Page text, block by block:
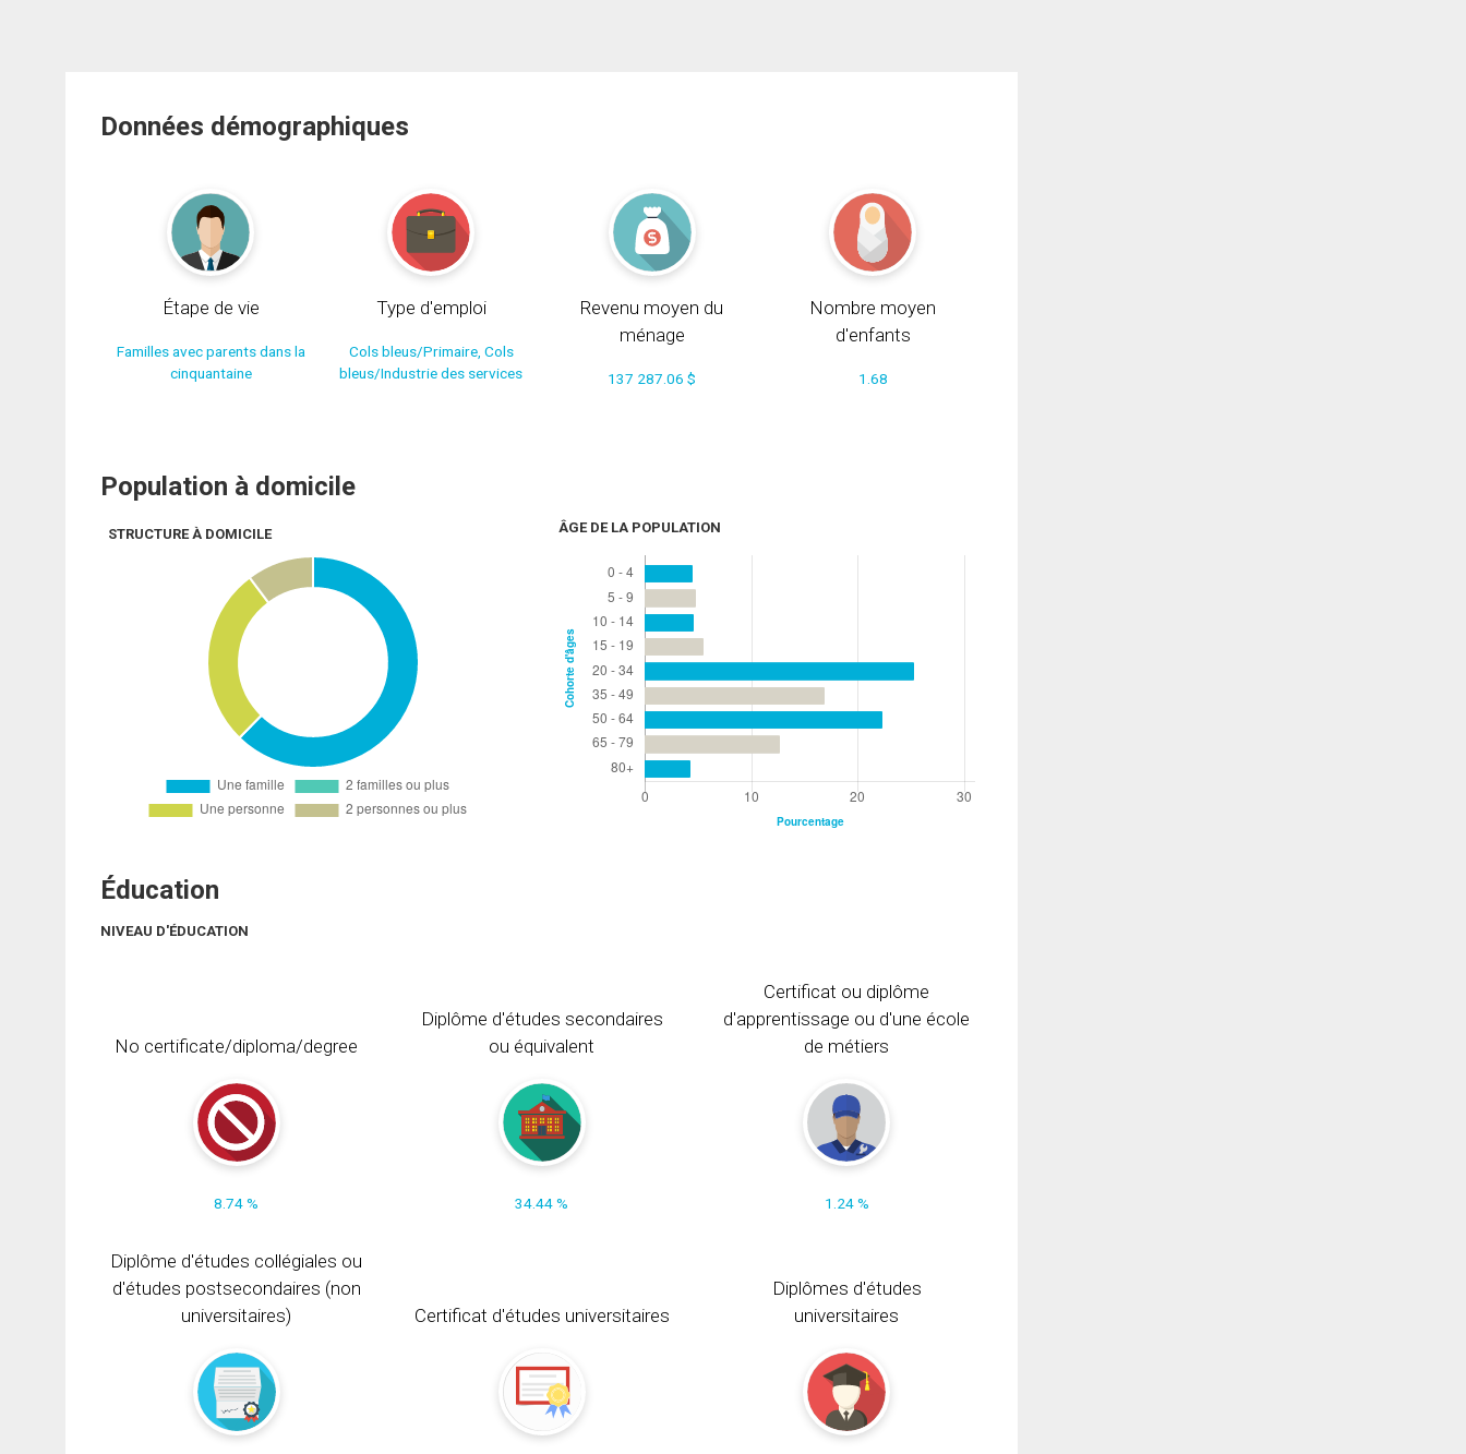
Données démographiques
Étape de vie
Familles avec parents dans la
cinquantaine
Type d'emploi
Cols bleus/Primaire, Cols
bleus/Industrie des services
Revenu moyen du
ménage
137 287.06 $
Nombre moyen
d'enfants
1.68
Population à domicile
STRUCTURE À DOMICILE ÂGE DE LA POPULATION
Éducation
NIVEAU D'ÉDUCATION
No certificate/diploma/degree
8.74 %
Diplôme d'études secondaires
ou équivalent
34.44 %
Certificat ou diplôme
d'apprentissage ou d'une école
de métiers
1.24 %
Diplôme d'études collégiales ou
d'études postsecondaires (non
universitaires)
Certificat d'études universitaires
Diplômes d'études
universitaires